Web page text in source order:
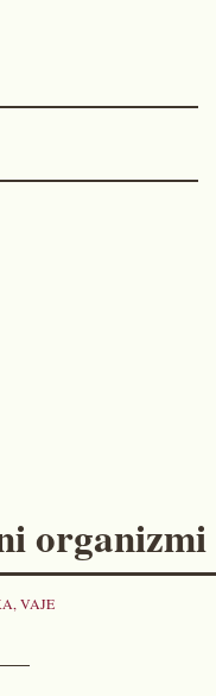
organizmi
, VAJE